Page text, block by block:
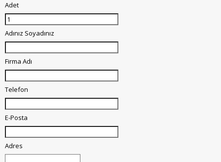
Adet
Adınız Soyadınız
Firma Adı
Telefon
E-Posta
Adres